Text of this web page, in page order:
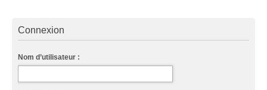
Connexion
Nom d’utilisateur :